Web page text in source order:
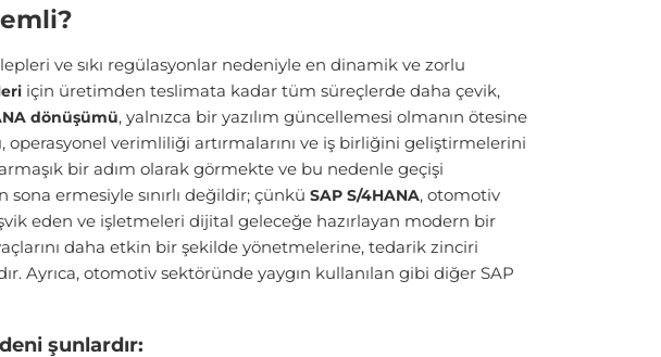
ve sıkı regülasyonlar nedeniyle en dinamik ve zorlu
için üretimden teslimata kadar tüm süreçlerde daha çevik,
dönüşümü, yalnızca bir yazılım güncellemesi olmanın ötesine
verimliliği artırmalarını ve iş birliğini geliştirmelerini
bir adım olarak görmekte ve bu nedenle geçişi
ermesiyle sınırlı değildir; çünkü SAP S/4HANA, otomotiv
eden ve işletmeleri dijital geleceğe hazırlayan modern bir
daha etkin bir şekilde yönetmelerine, tedarik zinciri
Ayrıca, otomotiv sektöründe yaygın kullanılan gibi diğer SAP
şunlardır: